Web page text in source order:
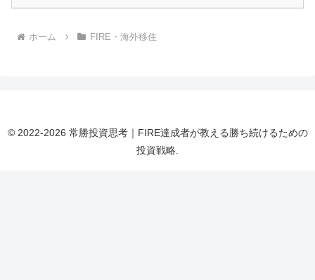
ホーム FIRE・海外移住
© 2022-2026 常勝投資思考｜FIRE達成者が教える勝ち続けるための
投資戦略.